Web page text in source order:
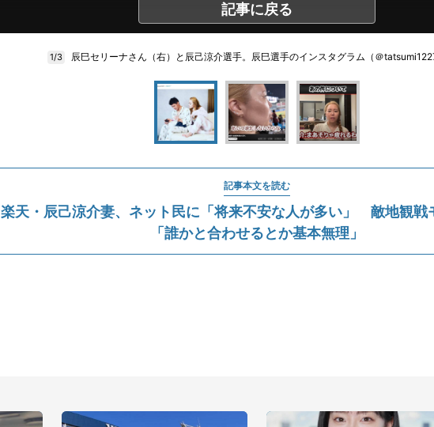
記事に戻る
1/3 辰巳セリーナさん（右）と辰己涼介選手。辰巳選手のインスタグラム（＠
記事本文を読む
楽天・辰己涼介妻、ネット民に「将来不安な人が多い」 敵地観戦
「誰かと合わせるとか基本無理」